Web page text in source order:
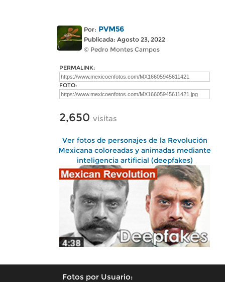
Por: PVM56
Publicada: Agosto 23, 2022
© Pedro Montes Campos
PERMALINK:
FOTO:
2,650 visitas
Ver fotos de personajes de la Revolución
Mexicana coloreadas y animadas mediante
inteligencia artificial (deepfakes)
Fotos por Usuario: